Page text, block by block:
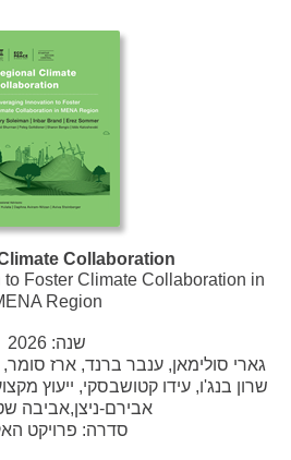
Collaboration
to Foster Climate Collaboration in
Region
שנה: 2026
גארי סולימאן, ענבר ברנד, ארז סומר,
שרון בנג'ו, עידו קטושבסקי, ייעוץ
אבירם-ניצן,אביבה
סדרה: פרויקט